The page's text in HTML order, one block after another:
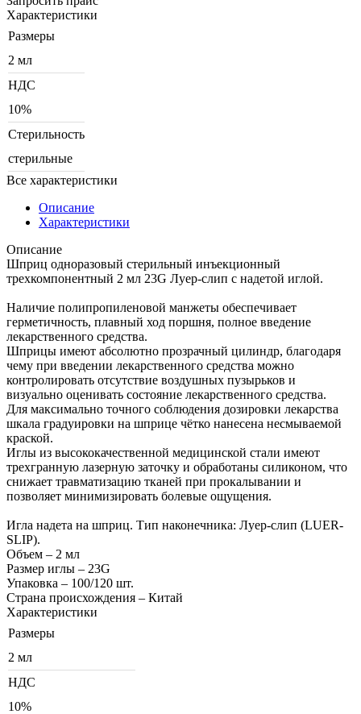
Характеристики
Размеры
2 мл
НДС
10%
Стерильность
стерильные
Все характеристики
Описание
Характеристики
Описание
Шприц одноразовый стерильный инъекционный
трехкомпонентный 2 мл 23G Луер-слип c надетой иглой.
Наличие полипропиленовой манжеты обеспечивает
герметичность, плавный ход поршня, полное введение
лекарственного средства.
Шприцы имеют абсолютно прозрачный цилиндр, благодаря
чему при введении лекарственного средства можно
контролировать отсутствие воздушных пузырьков и
визуально оценивать состояние лекарственного средства.
Для максимально точного соблюдения дозировки лекарства
шкала градуировки на шприце чëтко нанесена несмываемой
краской.
Иглы из высококачественной медицинской стали имеют
трехгранную лазерную заточку и обработаны силиконом, что
снижает травматизацию тканей при прокалывании и
позволяет минимизировать болевые ощущения.
Игла надета на шприц. Тип наконечника: Луер-слип (LUER-
SLIP).
Объем – 2 мл
Размер иглы – 23G
Упаковка – 100/120 шт.
Страна происхождения – Китай
Характеристики
Размеры
2 мл
НДС
10%